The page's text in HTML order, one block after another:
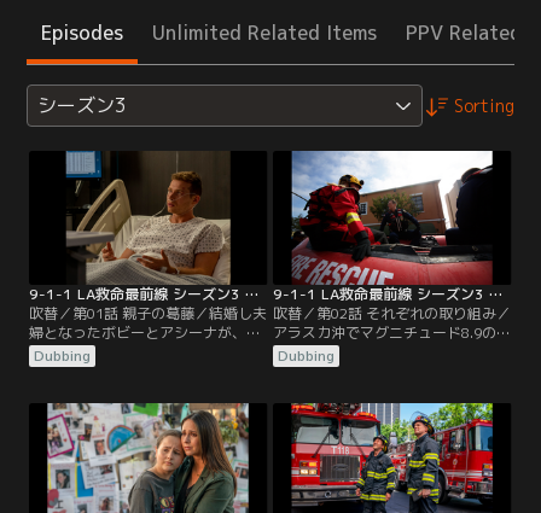
Episodes Unlimited Related Items PPV Related
シーズン3 Sorting
9-1-1 LA救命最前線 シーズン3 第01話／吹替
吹替／第01話 親子の葛藤／結婚し夫
婦となったボビーとアシーナが、家
でパーティーを開き職場の仲間たち
を招く。パーティーは休職していた
で、彼には内緒で計画されていた。
何も知らずに2人の家を訪れたバッ
クは、仲間たちのサプライズに感激
するが、しばらくすると体調に異変
が生じ、仲間たちの前で吐血する。
Dubbing
9-1-1 LA救命最前線 シーズン3 第02話／吹替
吹替／第02話 それぞれの取り組み／
アラスカ沖でマグニチュード8.9の地
震が発生し、カリフォルニアに津波
が到達する。マディのいるコールセ
ーナとボビーもそれぞれ対応に追わ
れていた。クリストファーを連れて
桟橋に来ていたバックは、周囲の
人々を助けつつ、クリストファーを
守る方法を必死で考えていた。
Dubbing